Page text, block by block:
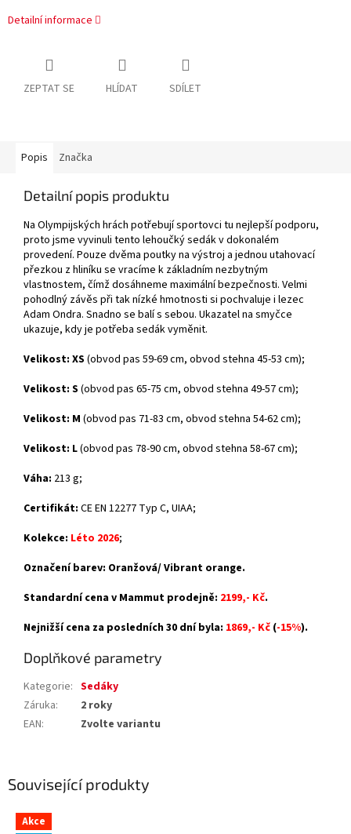
Detailní informace
ZEPTAT SE HLÍDAT SDÍLET
Související produkty
Akce
Popis Značka
Detailní popis produktu
Na Olympijských hrách potřebují sportovci tu nejlepší podporu,
proto jsme vyvinuli tento lehoučký sedák v dokonalém
provedení. Pouze dvěma poutky na výstroj a jednou utahovací
přezkou z hliníku se vracíme k základním nezbytným
vlastnostem, čímž dosáhneme maximální bezpečnosti. Velmi
pohodlný závěs při tak nízké hmotnosti si pochvaluje i lezec
Adam Ondra. Snadno se balí s sebou. Ukazatel na smyčce
ukazuje, kdy je potřeba sedák vyměnit.
Velikost: XS (obvod pas 59-69 cm, obvod stehna 45-53 cm);
Velikost: S (obvod pas 65-75 cm, obvod stehna 49-57 cm);
Velikost: M (obvod pas 71-83 cm, obvod stehna 54-62 cm);
Velikost: L(obvod pas 78-90 cm, obvod stehna 58-67 cm);
Váha: 213 g;
Certifikát: CE EN 12277 Typ C, UIAA;
Kolekce: Léto 2026;
Označení barev: Oranžová/ Vibrant orange.
Standardní cena v Mammut prodejně: 2199,- Kč.
Nejnižší cena za posledních 30 dní byla: 1869,- Kč (-15%).
Doplňkové parametry
Kategorie: Sedáky
Záruka:
2 roky
EAN: Zvolte variantu